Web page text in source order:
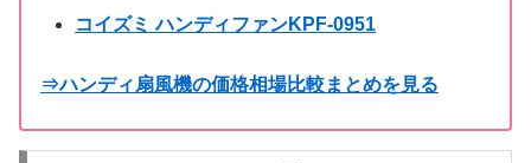
コイズミ ハンディファンKPF-0951
⇒ハンディ扇風機の価格相場比較まとめを見る